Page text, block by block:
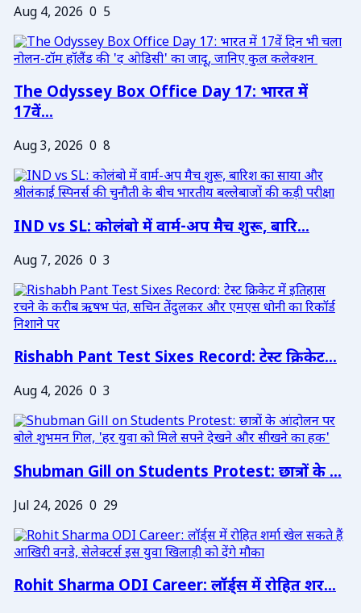
Aug 4, 2026 0 5
The Odyssey Box Office Day 17: भारत में
17वें...
Aug 3, 2026 0 8
IND vs SL: कोलंबो में वार्म-अप मैच शुरू, बारि...
Aug 7, 2026 0 3
Rishabh Pant Test Sixes Record: टेस्ट क्रिकेट...
Aug 4, 2026 0 3
Shubman Gill on Students Protest: छात्रों के ...
Jul 24, 2026 0 29
Rohit Sharma ODI Career: लॉर्ड्स में रोहित शर...